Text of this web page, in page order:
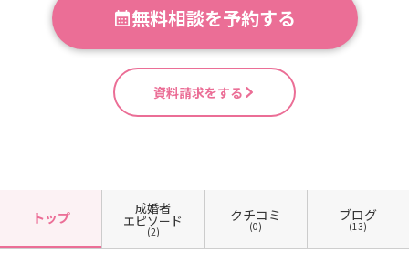
無料相談を予約する
資料請求をする
トップ
成婚者
エピソード
(2)
クチコミ
(0)
ブログ
(13)